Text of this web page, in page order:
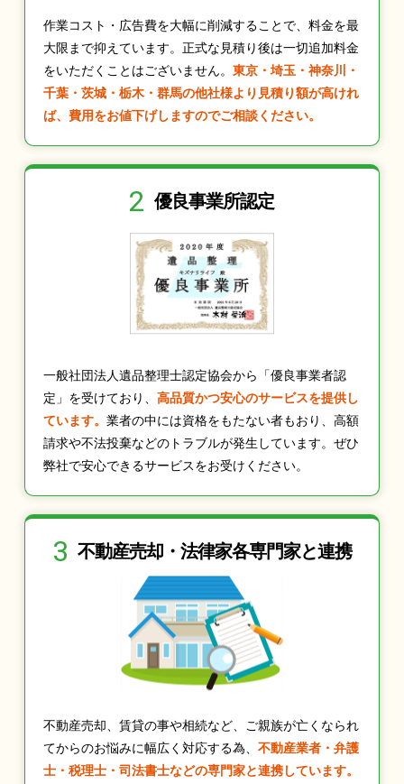
作業コスト・広告費を大幅に削減することで、料金を最
大限まで抑えています。正式な見積り後は一切追加料金
をいただくことはございません。 東京・埼玉・神奈川・
千葉・茨城・栃木・群馬の他社様より見積り額が高けれ
ば、費用をお値下げしますのでご相談ください。
2 優良事業所認定
一般社団法人遺品整理士認定協会から「優良事業者認
定」を受けており、 高品質かつ安心のサービスを提供し
ています。 業者の中には資格をもたない者もおり、高額
請求や不法投棄などのトラブルが発生しています。ぜひ
弊社で安心できるサービスをお受けください。
3 不動産売却・法律家各専門家と連携
不動産売却、賃貸の事や相続など、ご親族が亡くなられ
てからのお悩みに幅広く対応する為、 不動産業者・弁護
士・税理士・司法書士などの専門家と連携しています。